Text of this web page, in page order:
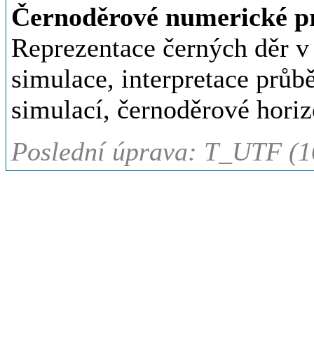
Černoděrové numerické
Reprezentace černých děr
simulace, interpretace
simulací, černoděrové
Poslední úprava: T_UTF